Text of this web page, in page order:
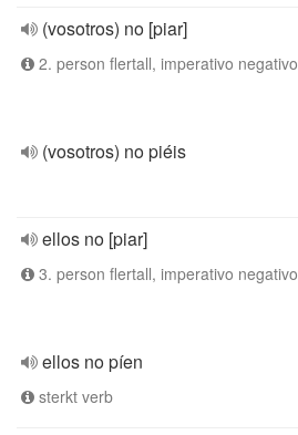
(vosotros) no [piar]
2. person flertall, imperativo negativo
(vosotros) no piéis
ellos no [piar]
3. person flertall, imperativo negativo
ellos no píen
sterkt verb